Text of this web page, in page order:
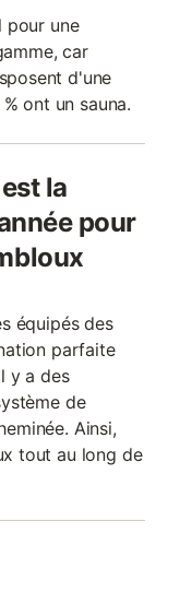
pour une
car
d'une
ont un sauna.
la
pour
équipés des
parfaite
y a des
de
Ainsi,
tout au long de